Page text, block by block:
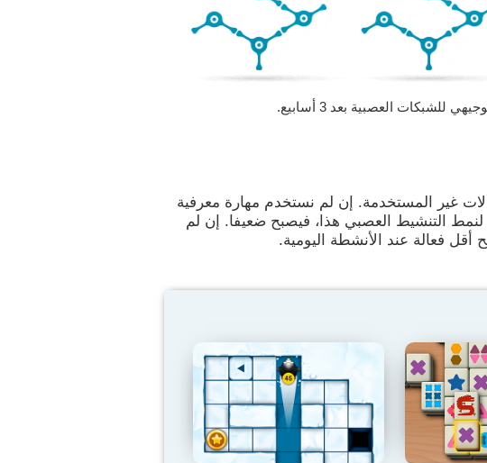
للشبكات العصبية بعد 3 أسابيع.
غير المستخدمة. إن لم نستخدم مهارة معرفية
لنمط التنشيط العصبي هذا، فيصبح ضعيفا. إن لم
أقل فعالة عند الأنشطة اليومية.